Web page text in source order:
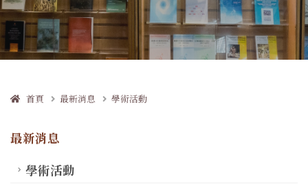
首頁 最新消息 學術活動
最新消息
學術活動